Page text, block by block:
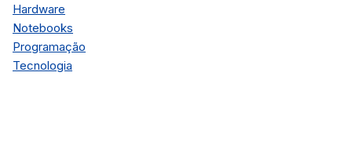
Hardware
Notebooks
Programação
Tecnologia